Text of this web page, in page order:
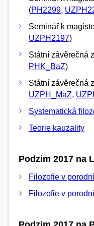
(PH2299,
Seminář k
UZPH2197)
Státní závěrečná
PHK_BaZ)
Státní závěrečná
UZPH_MaZ,
Systematická
Teorie kauzality
Podzim 2017 na
Filozofie v
Filozofie v